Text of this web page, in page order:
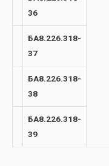
36
БА8.226.318-
37
БА8.226.318-
38
БА8.226.318-
39